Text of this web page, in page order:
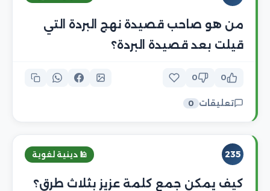
من هو صاحب قصيدة نهج البردة التي
قيلت بعد قصيدة البردة؟
0
0
تعليقات 0
235 🕌 دينية لغوية
كيف يمكن جمع كلمة عزيز بثلاث طرق؟